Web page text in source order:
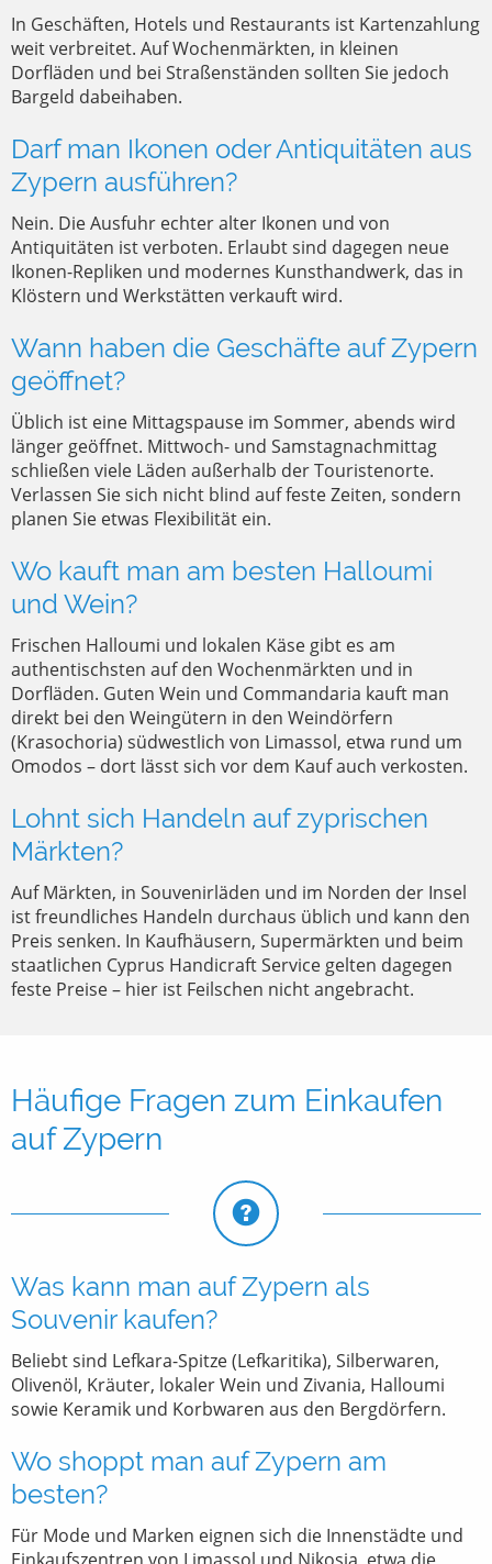
In Geschäften, Hotels und Restaurants ist Kartenzahlung
weit verbreitet. Auf Wochenmärkten, in kleinen
Dorfläden und bei Straßenständen sollten Sie jedoch
Bargeld dabeihaben.
Darf man Ikonen oder Antiquitäten aus
Zypern ausführen?
Nein. Die Ausfuhr echter alter Ikonen und von
Antiquitäten ist verboten. Erlaubt sind dagegen neue
Ikonen-Repliken und modernes Kunsthandwerk, das in
Klöstern und Werkstätten verkauft wird.
Wann haben die Geschäfte auf Zypern
geöffnet?
Üblich ist eine Mittagspause im Sommer, abends wird
länger geöffnet. Mittwoch- und Samstagnachmittag
schließen viele Läden außerhalb der Touristenorte.
Verlassen Sie sich nicht blind auf feste Zeiten, sondern
planen Sie etwas Flexibilität ein.
Wo kauft man am besten Halloumi
und Wein?
Frischen Halloumi und lokalen Käse gibt es am
authentischsten auf den Wochenmärkten und in
Dorfläden. Guten Wein und Commandaria kauft man
direkt bei den Weingütern in den Weindörfern
(Krasochoria) südwestlich von Limassol, etwa rund um
Omodos – dort lässt sich vor dem Kauf auch verkosten.
Lohnt sich Handeln auf zyprischen
Märkten?
Auf Märkten, in Souvenirläden und im Norden der Insel
ist freundliches Handeln durchaus üblich und kann den
Preis senken. In Kaufhäusern, Supermärkten und beim
staatlichen Cyprus Handicraft Service gelten dagegen
feste Preise – hier ist Feilschen nicht angebracht.
Häufige Fragen zum Einkaufen
auf Zypern
Was kann man auf Zypern als
Souvenir kaufen?
Beliebt sind Lefkara-Spitze (Lefkaritika), Silberwaren,
Olivenöl, Kräuter, lokaler Wein und Zivania, Halloumi
sowie Keramik und Korbwaren aus den Bergdörfern.
Wo shoppt man auf Zypern am
besten?
Für Mode und Marken eignen sich die Innenstädte und